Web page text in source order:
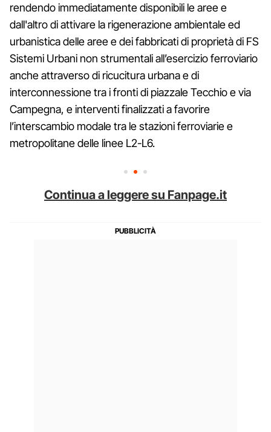
rendendo immediatamente disponibili le aree e
dall'altro di attivare la rigenerazione ambientale ed
urbanistica delle aree e dei fabbricati di proprietà di FS
Sistemi Urbani non strumentali all’esercizio ferroviario
anche attraverso di ricucitura urbana e di
interconnessione tra i fronti di piazzale Tecchio e via
Campegna, e interventi finalizzati a favorire
l’interscambio modale tra le stazioni ferroviarie e
metropolitane delle linee L2-L6.
Continua a leggere su Fanpage.it